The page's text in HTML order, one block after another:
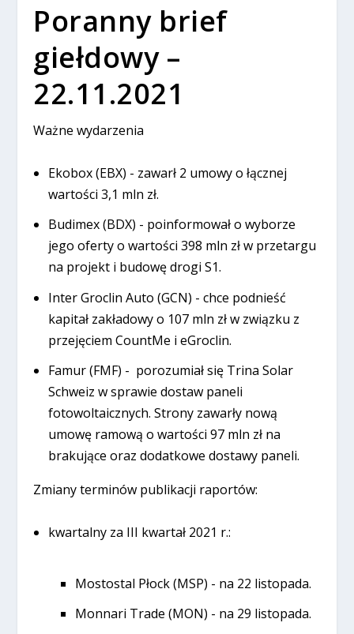
Poranny brief
giełdowy –
22.11.2021
Ważne wydarzenia
Ekobox (EBX) - zawarł 2 umowy o łącznej
wartości 3,1 mln zł.
Budimex (BDX) - poinformował o wyborze
jego oferty o wartości 398 mln zł w przetargu
na projekt i budowę drogi S1.
Inter Groclin Auto (GCN) - chce podnieść
kapitał zakładowy o 107 mln zł w związku z
przejęciem CountMe i eGroclin.
Famur (FMF) - porozumiał się Trina Solar
Schweiz w sprawie dostaw paneli
fotowoltaicznych. Strony zawarły nową
umowę ramową o wartości 97 mln zł na
brakujące oraz dodatkowe dostawy paneli.
Zmiany terminów publikacji raportów:
kwartalny za III kwartał 2021 r.:
Mostostal Płock (MSP) - na 22 listopada.
Monnari Trade (MON) - na 29 listopada.